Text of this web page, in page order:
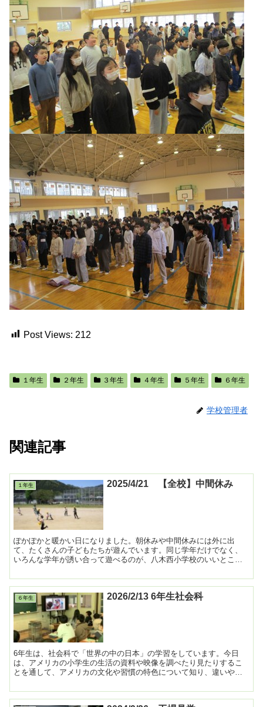
Post Views: 212
１年生 ２年生 ３年生 ４年生 ５年生 ６年生
学校管理者
関連記事
１年生 2025/4/21 【全校】中間休み
ぽかぽかと暖かい日になりました。朝休みや中間休みには外に出
て、たくさんの子どもたちが遊んでいます。同じ学年だけでなく、
いろんな学年が誘い合って遊べるのが、八木西小学校のいいところ
６年生 2026/2/13 6年生社会科
6年生は、社会科で「世界の中の日本」の学習をしています。今日
は、アメリカの小学生の生活の資料や映像を調べたり見たりするこ
とを通して、アメリカの文化や習慣の特色について知り、違いや共